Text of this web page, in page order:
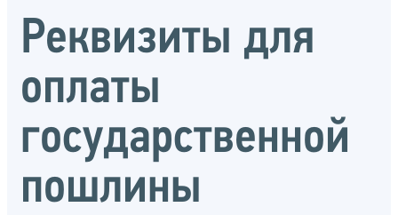
Реквизиты для
оплаты
государственной
пошлины